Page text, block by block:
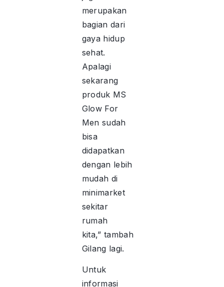
merupakan
bagian dari
gaya hidup
sehat.
Apalagi
sekarang
produk MS
Glow For
Men sudah
bisa
didapatkan
dengan lebih
mudah di
minimarket
sekitar
rumah
kita,” tambah
Gilang lagi.
Untuk
informasi